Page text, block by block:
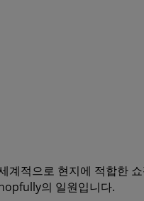
계적으로 현지에 적합한
의 일원입니다.